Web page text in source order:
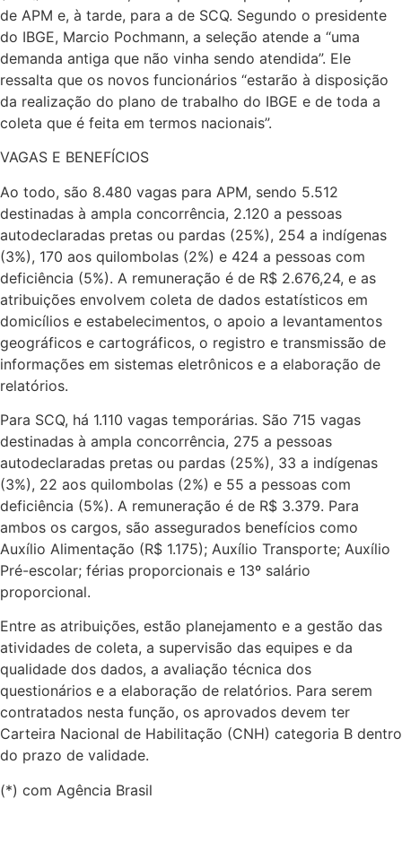
de APM e, à tarde, para a de SCQ. Segundo o presidente
do IBGE, Marcio Pochmann, a seleção atende a “uma
demanda antiga que não vinha sendo atendida”. Ele
ressalta que os novos funcionários “estarão à disposição
da realização do plano de trabalho do IBGE e de toda a
coleta que é feita em termos nacionais”.
VAGAS E BENEFÍCIOS
Ao todo, são 8.480 vagas para APM, sendo 5.512
destinadas à ampla concorrência, 2.120 a pessoas
autodeclaradas pretas ou pardas (25%), 254 a indígenas
(3%), 170 aos quilombolas (2%) e 424 a pessoas com
deficiência (5%). A remuneração é de R$ 2.676,24, e as
atribuições envolvem coleta de dados estatísticos em
domicílios e estabelecimentos, o apoio a levantamentos
geográficos e cartográficos, o registro e transmissão de
informações em sistemas eletrônicos e a elaboração de
relatórios.
Para SCQ, há 1.110 vagas temporárias. São 715 vagas
destinadas à ampla concorrência, 275 a pessoas
autodeclaradas pretas ou pardas (25%), 33 a indígenas
(3%), 22 aos quilombolas (2%) e 55 a pessoas com
deficiência (5%). A remuneração é de R$ 3.379. Para
ambos os cargos, são assegurados benefícios como
Auxílio Alimentação (R$ 1.175); Auxílio Transporte; Auxílio
Pré-escolar; férias proporcionais e 13º salário
proporcional.
Entre as atribuições, estão planejamento e a gestão das
atividades de coleta, a supervisão das equipes e da
qualidade dos dados, a avaliação técnica dos
questionários e a elaboração de relatórios. Para serem
contratados nesta função, os aprovados devem ter
Carteira Nacional de Habilitação (CNH) categoria B dentro
do prazo de validade.
(*) com Agência Brasil